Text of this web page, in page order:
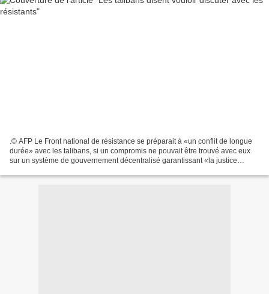
.© AFP Le Front national de résistance se préparait à «un conflit de longue
durée» avec les talibans, si un compromis ne pouvait être trouvé avec eux
sur un système de gouvernement décentralisé garantissant «la justice